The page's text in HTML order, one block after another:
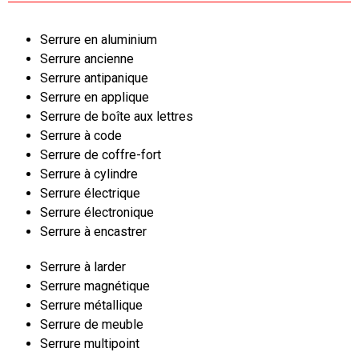
Serrure en aluminium
Serrure ancienne
Serrure antipanique
Serrure en applique
Serrure de boîte aux lettres
Serrure à code
Serrure de coffre-fort
Serrure à cylindre
Serrure électrique
Serrure électronique
Serrure à encastrer
Serrure à larder
Serrure magnétique
Serrure métallique
Serrure de meuble
Serrure multipoint